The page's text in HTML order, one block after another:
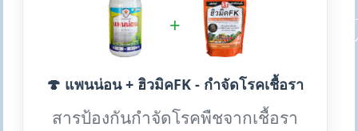
+
🍄 แพนน่อน + ฮิวมิคFK - กำจัดโรคเชื้อรา
สารป้องกันกำจัดโรคพืชจากเชื้อรา